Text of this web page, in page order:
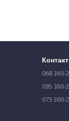
068 360-
095 360-
073 360-